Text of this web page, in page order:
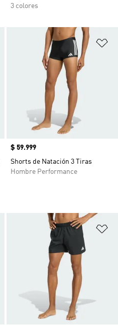
3 colores
Añadir a la lista de deseos
Precio
$ 59.999
Shorts de Natación 3 Tiras
Hombre Performance
Añadir a la lista de deseos